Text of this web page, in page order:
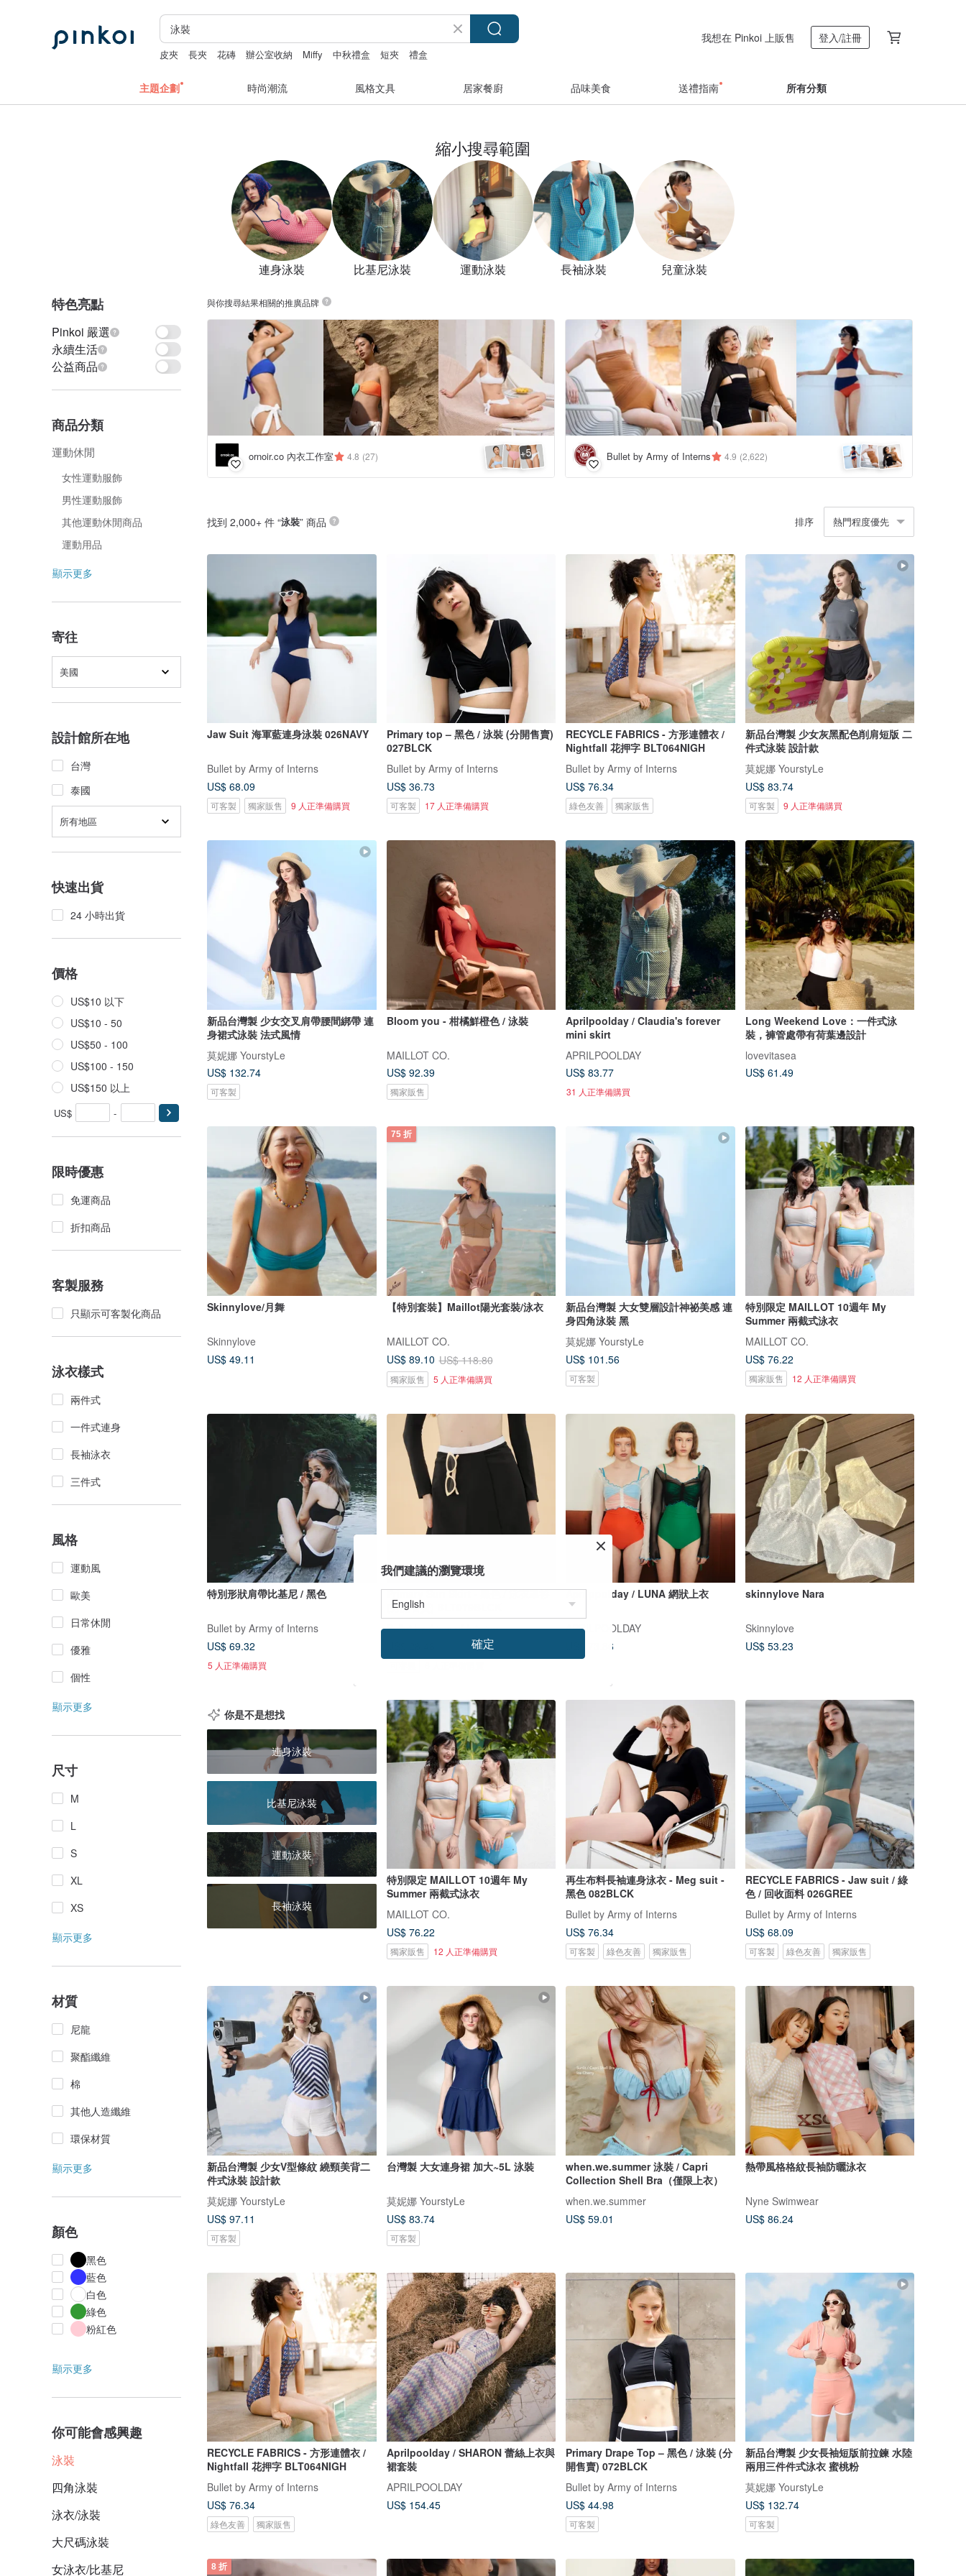
皮夾 長夾 花磚 辦公室收納 Miffy 中秋禮盒 短夾 禮盒
我想在 Pinkoi 上販售 登入/註冊
主題企劃 時尚潮流 風格文具 居家餐廚 品味美食 送禮指南 所有分類
縮小搜尋範圍
連身泳裝 比基尼泳裝 運動泳裝 長袖泳裝 兒童泳裝
特色亮點
Pinkoi 嚴選
永續生活
公益商品
商品分類
運動休閒
女性運動服飾
男性運動服飾
其他運動休閒商品
運動用品
顯示更多
寄往
美國
設計館所在地
台灣
泰國
所有地區
快速出貨
24 小時出貨
價格
US$10 以下
US$10 - 50
US$50 - 100
US$100 - 150
US$150 以上
US$ -
限時優惠
免運商品
折扣商品
客製服務
只顯示可客製化商品
泳衣樣式
兩件式
一件式連身
長袖泳衣
三件式
風格
運動風
歐美
日常休閒
優雅
個性
顯示更多
尺寸
M
L
S
XL
XS
顯示更多
材質
尼龍
聚酯纖維
棉
其他人造纖維
環保材質
顯示更多
顏色
黑色
藍色
白色
綠色
粉紅色
顯示更多
你可能會感興趣
泳裝
四角泳裝
泳衣/泳裝
大尺碼泳裝
女泳衣/比基尼
與你搜尋結果相關的推廣品牌
ornoir.co 內衣工作室 4.8 (27) +5 Bullet by Army of Interns 4.9 (2,622)
找到 2,000+ 件 “泳裝” 商品 排序 熱門程度優先
Jaw Suit 海軍藍連身泳裝 026NAVY
Bullet by Army of Interns
US$ 68.09
可客製 獨家販售 9 人正準備購買
Primary top – 黑色 / 泳裝 (分開售賣)
027BLCK
Bullet by Army of Interns
US$ 36.73
可客製 17 人正準備購買
RECYCLE FABRICS - 方形連體衣 /
Nightfall 花押字 BLT064NIGH
Bullet by Army of Interns
US$ 76.34
綠色友善 獨家販售
新品台灣製 少女灰黑配色削肩短版 二
件式泳裝 設計款
莫妮娜 YourstyLe
US$ 83.74
可客製 9 人正準備購買
新品台灣製 少女交叉肩帶腰間綁帶 連
身裙式泳裝 法式風情
莫妮娜 YourstyLe
US$ 132.74
可客製
Bloom you - 柑橘鮮橙色 / 泳裝
MAILLOT CO.
US$ 92.39
獨家販售
Aprilpoolday / Claudia's forever
mini skirt
APRILPOOLDAY
US$ 83.77
31 人正準備購買
Long Weekend Love：一件式泳
裝，褲管處帶有荷葉邊設計
lovevitasea
US$ 61.49
Skinnylove/月舞
Skinnylove
US$ 49.11
75 折
【特別套裝】Maillot陽光套裝/泳衣
MAILLOT CO.
US$ 89.10 US$ 118.80
獨家販售 5 人正準備購買
新品台灣製 大女雙層設計神祕美感 連
身四角泳裝 黑
莫妮娜 YourstyLe
US$ 101.56
可客製
特別限定 MAILLOT 10週年 My
Summer 兩截式泳衣
MAILLOT CO.
US$ 76.22
獨家販售 12 人正準備購買
特別形狀肩帶比基尼 / 黑色
Bullet by Army of Interns
US$ 69.32
5 人正準備購買
Primary Sun Skirt - 黑色 / 泳衣罩衫
(分開售賣) BLT079BLCK
Bullet by Army of Interns
Aprilppolday / LUNA 網狀上衣
APRILPOOLDAY
US$ 73.86
skinnylove Nara
Skinnylove
US$ 53.23
你是不是想找
連身泳裝
比基尼泳裝
運動泳裝
長袖泳裝
特別限定 MAILLOT 10週年 My
Summer 兩截式泳衣
MAILLOT CO.
US$ 76.22
獨家販售 12 人正準備購買
再生布料長袖連身泳衣 - Meg suit -
黑色 082BLCK
Bullet by Army of Interns
US$ 76.34
可客製 綠色友善 獨家販售
RECYCLE FABRICS - Jaw suit / 綠
色 / 回收面料 026GREE
Bullet by Army of Interns
US$ 68.09
可客製 綠色友善 獨家販售
新品台灣製 少女V型條紋 繞頸美背二
件式泳裝 設計款
莫妮娜 YourstyLe
US$ 97.11
可客製
台灣製 大女連身裙 加大~5L 泳裝
莫妮娜 YourstyLe
US$ 83.74
可客製
when.we.summer 泳裝 / Capri
Collection Shell Bra（僅限上衣）
when.we.summer
US$ 59.01
熱帶風格格紋長袖防曬泳衣
Nyne Swimwear
US$ 86.24
RECYCLE FABRICS - 方形連體衣 /
Nightfall 花押字 BLT064NIGH
Bullet by Army of Interns
US$ 76.34
綠色友善 獨家販售
Aprilpoolday / SHARON 蕾絲上衣與
裙套裝
APRILPOOLDAY
US$ 154.45
Primary Drape Top – 黑色 / 泳裝 (分
開售賣) 072BLCK
Bullet by Army of Interns
US$ 44.98
可客製
新品台灣製 少女長袖短版前拉鍊 水陸
兩用三件件式泳衣 蜜桃粉
莫妮娜 YourstyLe
US$ 132.74
可客製
8 折
我們建議的瀏覽環境
確定